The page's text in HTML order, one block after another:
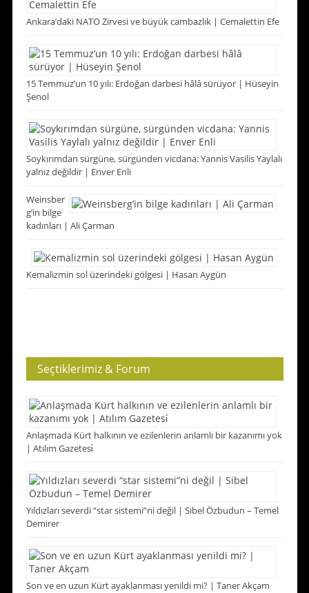
Ankara’daki NATO Zirvesi ve büyük cambazlık | Cemalettin Efe
15 Temmuz’un 10 yılı: Erdoğan darbesi hâlâ sürüyor | Hüseyin
Şenol
Soykırımdan sürgüne, sürgünden vicdana: Yannis Vasilis Yaylalı
yalnız değildir | Enver Enli
Weinsber
g’in bilge
kadınları | Ali Çarman
Kemalizmin sol üzerindeki gölgesi | Hasan Aygün
Seçtiklerimiz & Forum
Anlaşmada Kürt halkının ve ezilenlerin anlamlı bir kazanımı yok
| Atılım Gazetesi̇
Yıldızları severdi “star sistemi”ni değil | Sibel Özbudun – Temel
Demirer
Son ve en uzun Kürt ayaklanması yenildi mi? | Taner Akçam